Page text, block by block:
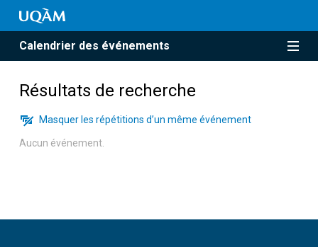
Calendrier des événements
Résultats de recherche
Masquer les répétitions d’un même événement
Aucun événement.